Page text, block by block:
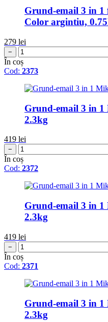
Grund-email 3 in
Color argintiu,
279 lei
−
În coș
Cod: 2373
Grund-email 3 in
2.3kg
419 lei
−
În coș
Cod: 2372
Grund-email 3 in
2.3kg
419 lei
−
În coș
Cod: 2371
Grund-email 3 in 1
2.3kg